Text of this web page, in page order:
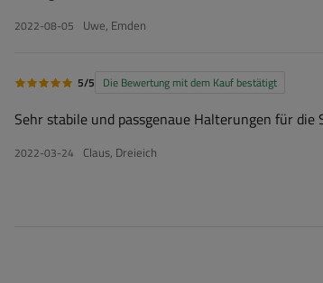
2022-08-05 Uwe, Emden
5/5 Die Bewertung mit dem Kauf bestätigt
Sehr stabile und passgenaue Halterungen für
2022-03-24 Claus, Dreieich